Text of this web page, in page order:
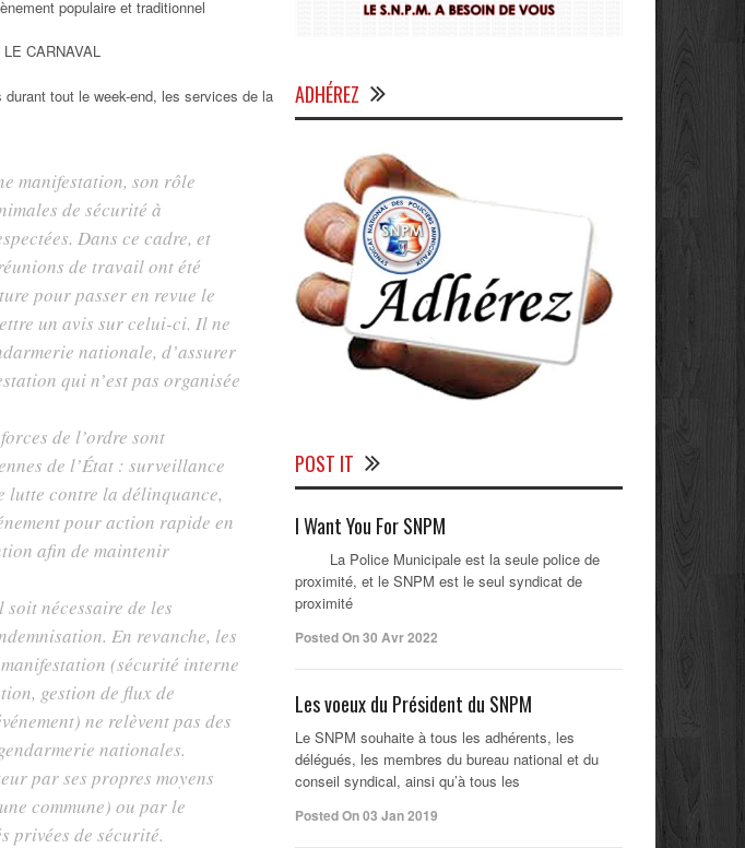
populaire et traditionnel
CARNAVAL
tout le week-end, les services de la
manifestation, son rôle
de sécurité à
Dans ce cadre, et
de travail ont été
pour passer en revue le
un avis sur celui-ci. Il ne
nationale, d’assurer
qui n’est pas organisée
de l’ordre sont
de l’État : surveillance
lutte contre la délinquance,
pour action rapide en
afin de maintenir
soit nécessaire de les
En revanche, les
(sécurité interne
gestion de flux de
ne relèvent pas des
nationales.
par ses propres moyens
commune) ou par le
privées de sécurité.
ADHÉREZ
POST IT
I Want You For SNPM
La Police Municipale est la seule police de
proximité, et le SNPM est le seul syndicat de
proximité
Posted On 30 Avr 2022
Les voeux du Président du SNPM
Le SNPM souhaite à tous les adhérents, les
délégués, les membres du bureau national et du
conseil syndical, ainsi qu’à tous les
Posted On 03 Jan 2019